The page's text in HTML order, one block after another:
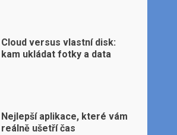
Cloud versus vlastní disk:
kam ukládat fotky a data
Nejlepší aplikace, které vám
reálně ušetří čas